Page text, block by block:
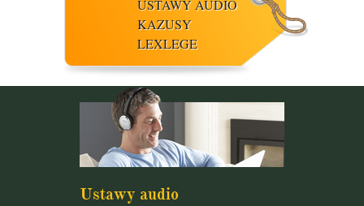
USTAWY AUDIO
KAZUSY
LEXLEGE
Ustawy audio